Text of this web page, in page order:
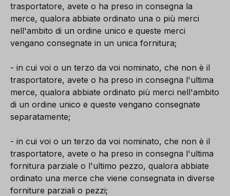
trasportatore, avete o ha preso in consegna la
merce, qualora abbiate ordinato una o più merci
nell'ambito di un ordine unico e queste merci
vengano consegnate in un unica fornitura;
- in cui voi o un terzo da voi nominato, che non è il
trasportatore, avete o ha preso in consegna l'ultima
merce, qualora abbiate ordinato più merci nell'ambito
di un ordine unico e queste vengano consegnate
separatamente;
- in cui voi o un terzo da voi nominato, che non è il
trasportatore, avete o ha preso in consegna l'ultima
fornitura parziale o l'ultimo pezzo, qualora abbiate
ordinato una merce che viene consegnata in diverse
forniture parziali o pezzi;